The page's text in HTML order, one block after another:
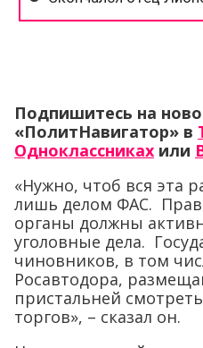
Подпишитесь на
«ПолитНавигатор» в
Одноклассниках или
«Нужно, чтоб вся эта
лишь делом ФАС.
органы должны
уголовные дела.
чиновников, в том
Росавтодора,
пристальней
торгов», – сказал он.